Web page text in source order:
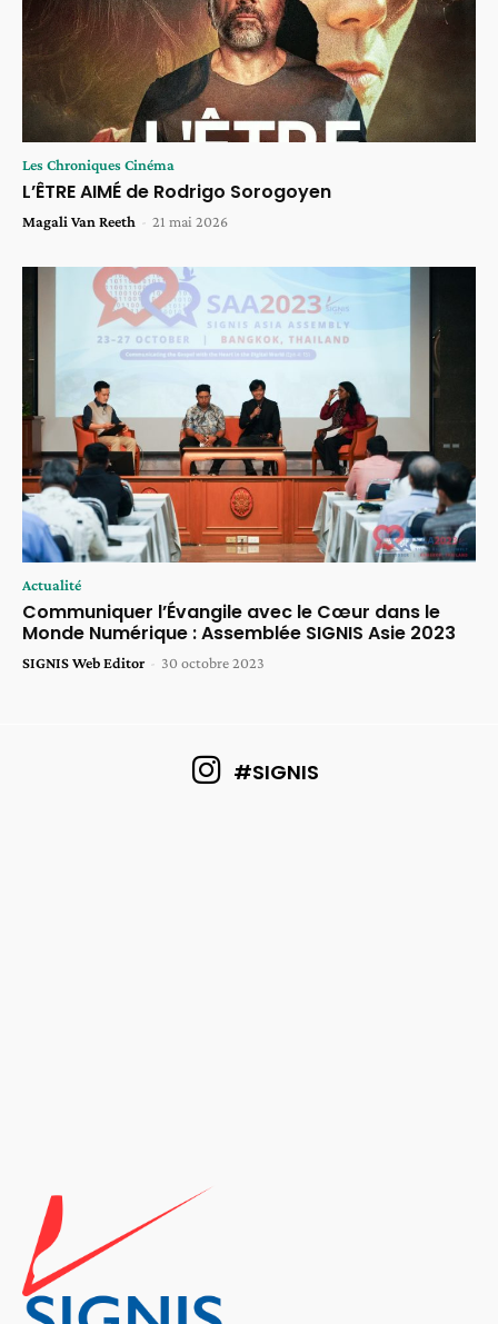
Les Chroniques Cinéma
L’ÊTRE AIMÉ de Rodrigo Sorogoyen
Magali Van Reeth - 21 mai 2026
Actualité
Communiquer l’Évangile avec le Cœur dans le
Monde Numérique : Assemblée SIGNIS Asie 2023
SIGNIS Web Editor - 30 octobre 2023
#SIGNIS